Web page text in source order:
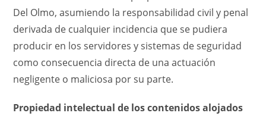
Del Olmo, asumiendo la responsabilidad civil y penal
derivada de cualquier incidencia que se pudiera
producir en los servidores y sistemas de seguridad
como consecuencia directa de una actuación
negligente o maliciosa por su parte.
Propiedad intelectual de los contenidos alojados